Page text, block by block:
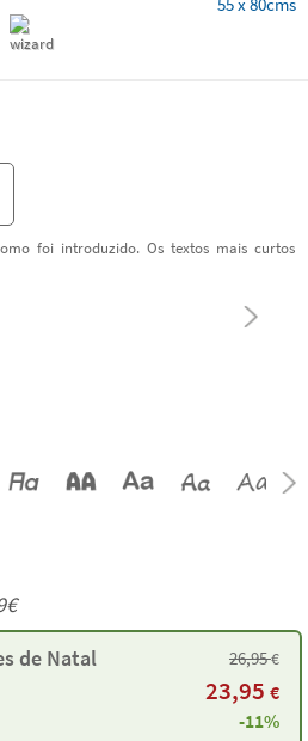
foi introduzido. Os textos mais curtos
de Natal
26,95€
23,95 €
-11%